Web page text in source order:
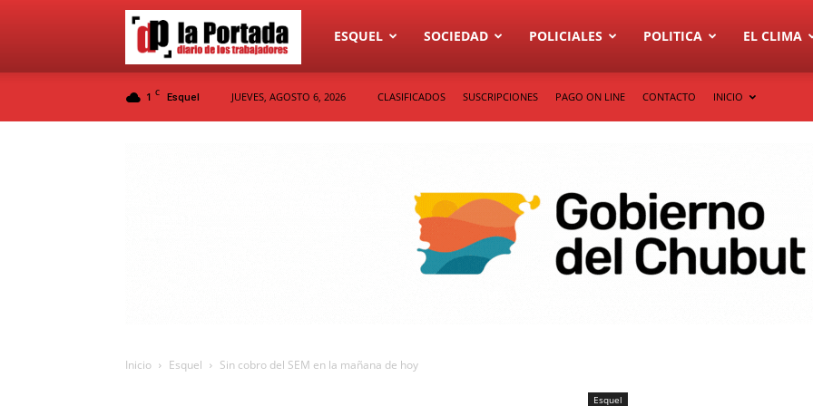
Diario
La
ESQUEL SOCIEDAD POLICIALES POLITICA EL CLIMA
1 C Esquel JUEVES, AGOSTO 6, 2026 CLASIFICADOS SUSCRIPCIONES PAGO ON LINE CONTACTO INICIO
Inicio Esquel Sin cobro del SEM en la mañana de hoy
Esquel